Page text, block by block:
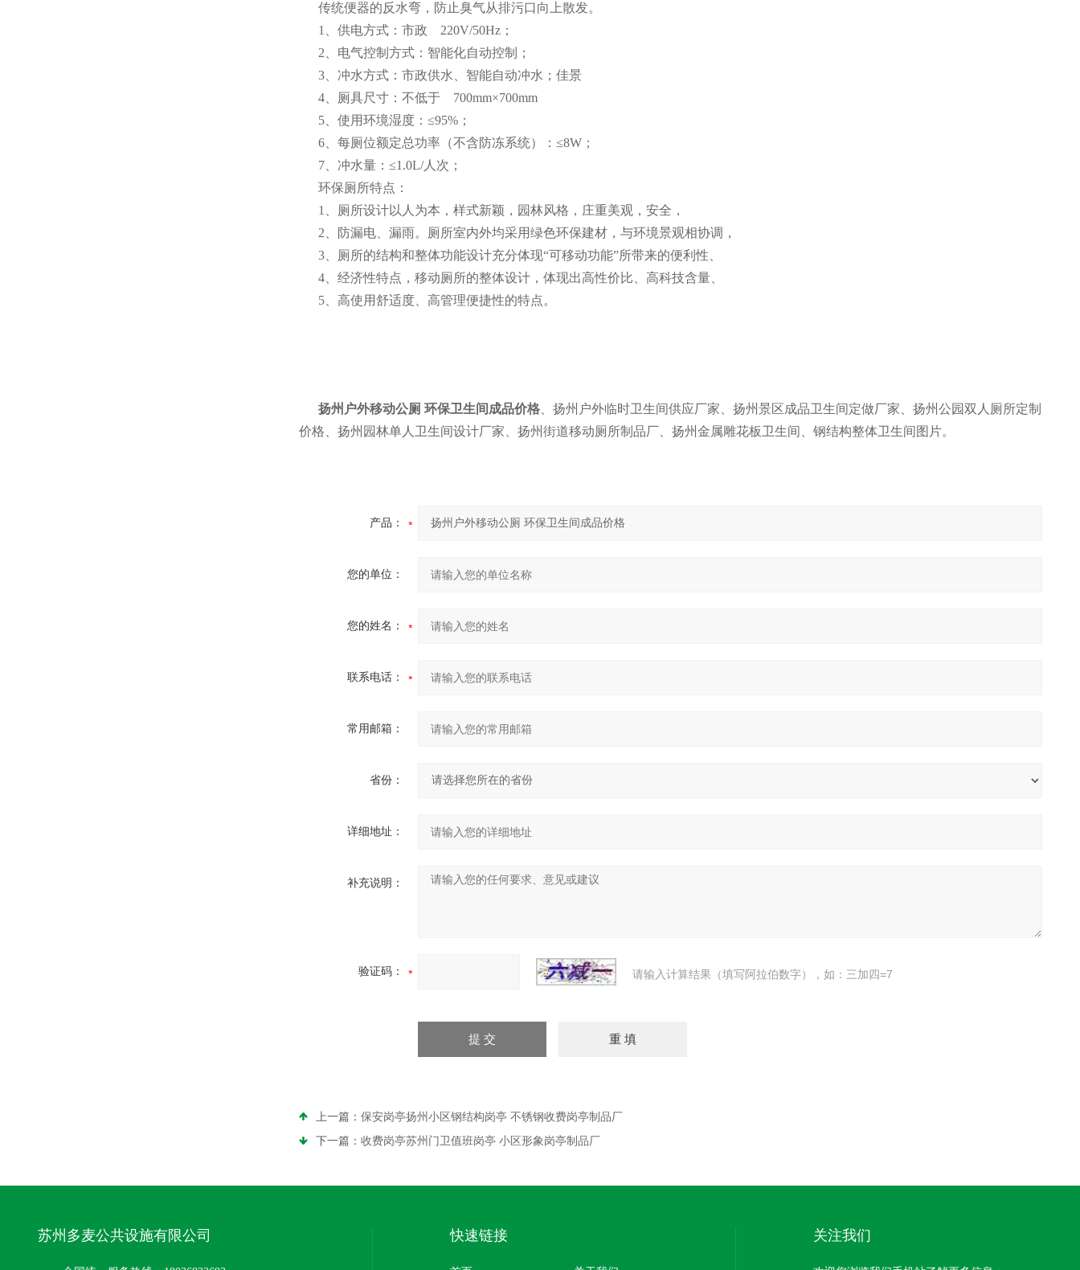
传统便器的反水弯，防止臭气从排污口向上散发。
1、供电方式：市政 220V/50Hz；
2、电气控制方式：智能化自动控制；
3、冲水方式：市政供水、智能自动冲水；佳景
4、厕具尺寸：不低于 700mm×700mm
5、使用环境湿度：≤95%；
6、每厕位额定总功率（不含防冻系统）：≤8W；
7、冲水量：≤1.0L/人次；
环保厕所特点：
1、厕所设计以人为本，样式新颖，园林风格，庄重美观，安全，
2、防漏电、漏雨。厕所室内外均采用绿色环保建材，与环境景观相协调，
3、厕所的结构和整体功能设计充分体现“可移动功能”所带来的便利性、
4、经济性特点，移动厕所的整体设计，体现出高性价比、高科技含量、
5、高使用舒适度、高管理便捷性的特点。
扬州户外移动公厕 环保卫生间成品价格 、扬州户外临时卫生间供应厂家、扬州景区成品卫生间定做厂家、扬州公园双人厕所定制
价格、扬州园林单人卫生间设计厂家、扬州街道移动厕所制品厂、扬州金属雕花板卫生间、钢结构整体卫生间图片。
产品：
您的单位：
您的姓名：
联系电话：
常用邮箱：
省份：
详细地址：
补充说明：
验证码： 请输入计算结果（填写阿拉伯数字），如：三加四=7
上一篇： 保安岗亭扬州小区钢结构岗亭 不锈钢收费岗亭制品厂
下一篇： 收费岗亭苏州门卫值班岗亭 小区形象岗亭制品厂
苏州多麦公共设施有限公司 快速链接 关注我们